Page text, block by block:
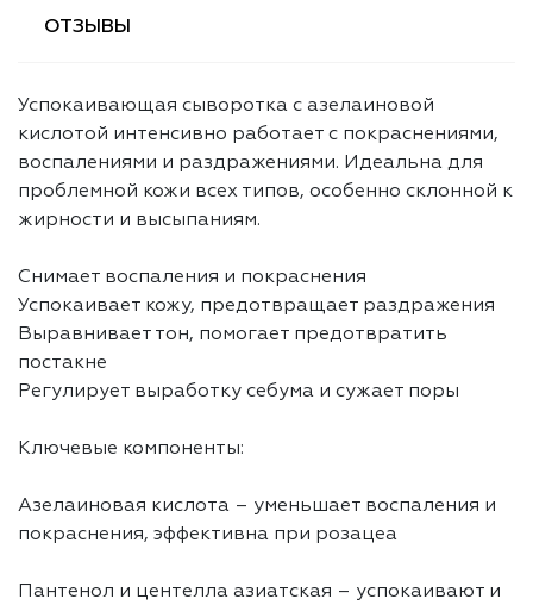
ОТЗЫВЫ
Успокаивающая сыворотка с азелаиновой
кислотой интенсивно работает с покраснениями,
воспалениями и раздражениями. Идеальна для
проблемной кожи всех типов, особенно склонной к
жирности и высыпаниям.
Снимает воспаления и покраснения
Успокаивает кожу, предотвращает раздражения
Выравнивает тон, помогает предотвратить
постакне
Регулирует выработку себума и сужает поры
Ключевые компоненты:
Азелаиновая кислота – уменьшает воспаления и
покраснения, эффективна при розацеа
Пантенол и центелла азиатская – успокаивают и